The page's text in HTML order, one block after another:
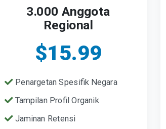
3.000 Anggota
Regional
$15.99
Penargetan Spesifik Negara
Tampilan Profil Organik
Jaminan Retensi